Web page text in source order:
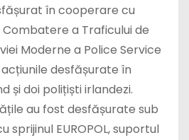
în cooperare cu
a Traficului de
Moderne a Police Service
desfășurate în
și doi polițiști irlandezi.
au fost desfășurate sub
sprijinul EUROPOL, suportul